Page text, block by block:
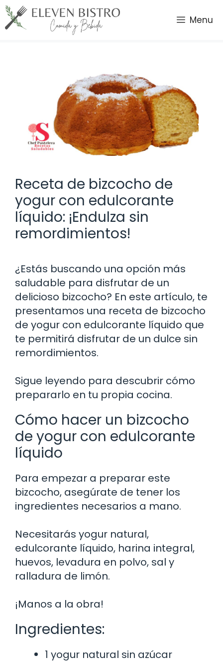
Saltar
al
contenido
Menu
Receta de bizcocho de
yogur con edulcorante
líquido: ¡Endulza sin
remordimientos!
¿Estás buscando una opción más
saludable para disfrutar de un
delicioso bizcocho? En este artículo, te
presentamos una receta de bizcocho
de yogur con edulcorante líquido que
te permitirá disfrutar de un dulce sin
remordimientos.
Sigue leyendo para descubrir cómo
prepararlo en tu propia cocina.
Cómo hacer un bizcocho
de yogur con edulcorante
líquido
Para empezar a preparar este
bizcocho, asegúrate de tener los
ingredientes necesarios a mano.
Necesitarás yogur natural,
edulcorante líquido, harina integral,
huevos, levadura en polvo, sal y
ralladura de limón.
¡Manos a la obra!
Ingredientes:
1 yogur natural sin azúcar